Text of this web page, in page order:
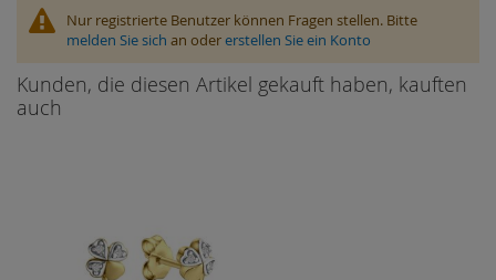
Nur registrierte Benutzer können Fragen stellen. Bitte
melden Sie sich an odererstellen Sie ein Konto
Kunden, die diesen Artikel gekauft haben, kauften
auch